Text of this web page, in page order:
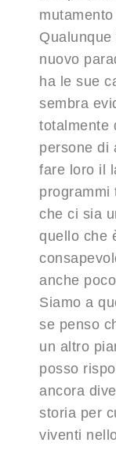
Qualunque
nuovo
ha le sue
sembra
totalmente
persone di
fare loro il
programmi
che ci sia
quello che
anche
Siamo a
se penso
un altro
posso
ancora
storia per
viventi